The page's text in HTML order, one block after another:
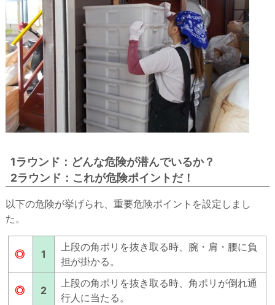
1ラウンド：どんな危険が潜んでいるか？
2ラウンド：これが危険ポイントだ！
以下の危険が挙げられ、重要危険ポイントを設定しまし
た。
◎ 1
上段の角ポリを抜き取る時、腕・肩・腰に負
担が掛かる。
◎ 2
上段の角ポリを抜き取る時、角ポリが倒れ通
行人に当たる。